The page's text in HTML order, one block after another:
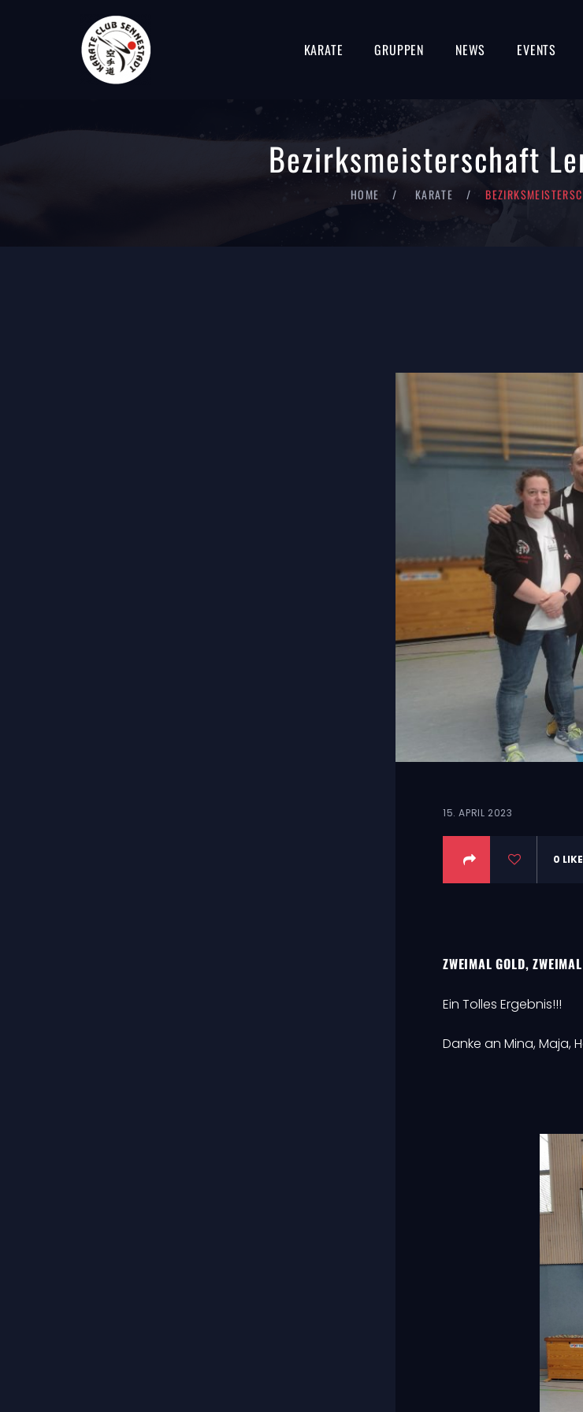
KARATE GRUPPEN NEWS EVENTS
Bezirksmeisterschaft
HOME KARATE
15. APRIL 2023
0
ZWEIMAL GOLD,
Ein Tolles Ergebnis!!!
Danke an Mina, Maja,